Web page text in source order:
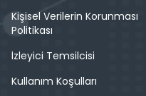
Kişisel Verilerin Korunması
Politikası
İzleyici Temsilcisi
Kullanım Koşulları